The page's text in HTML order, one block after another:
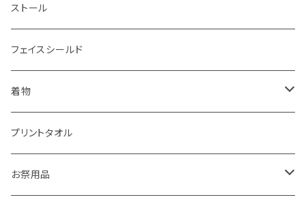
こどもサイズ
抗菌防臭加工
パイピングマスク
マスクセット
帯留め
髪留め
かんざし
重ね衿
足袋
襦袢
男 半襦袢 袖無し
反物
お仕立てセット
小物
ストール
フェイスシールド
着物
浴衣
プリントタオル
お祭用品